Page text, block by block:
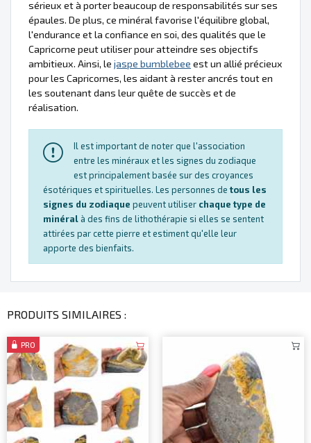
sérieux et à porter beaucoup de responsabilités sur ses
épaules. De plus, ce minéral favorise l'équilibre global,
l'endurance et la confiance en soi, des qualités que le
Capricorne peut utiliser pour atteindre ses objectifs
ambitieux. Ainsi, le jaspe bumblebee est un allié précieux
pour les Capricornes, les aidant à rester ancrés tout en
les soutenant dans leur quête de succès et de
réalisation.
Il est important de noter que l'association
entre les minéraux et les signes du zodiaque
est principalement basée sur des croyances
ésotériques et spirituelles. Les personnes de tous les
signes du zodiaque peuvent utiliser chaque type de
minéralà des fins de lithothérapie si elles se sentent
attirées par cette pierre et estiment qu'elle leur
apporte des bienfaits.
PRODUITS SIMILAIRES :
PRO